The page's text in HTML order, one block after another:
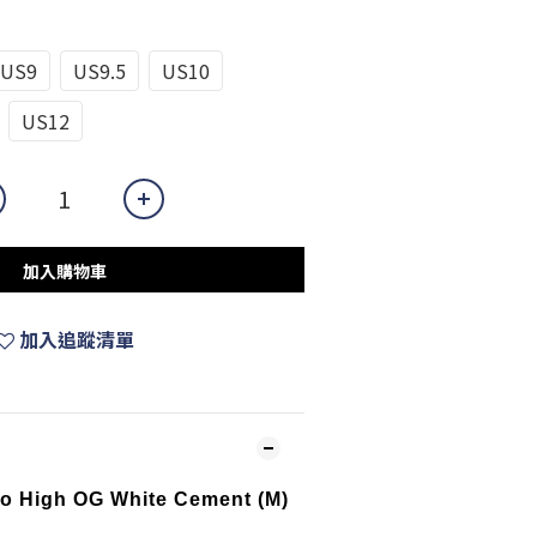
US9 US9.5
US10
US12
加入購物車
加入追蹤清單
High OG White Cement (M)